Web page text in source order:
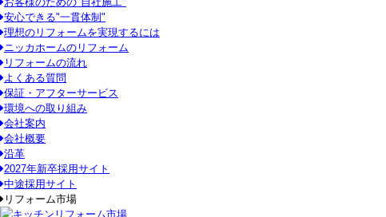
安心できる"一貫体制"
理想のリフォームを実現するには
ニッカホームのリフォーム
リフォームの流れ
よくある質問
保証・アフターサービス
環境への取り組み
会社案内
会社概要
沿革
2027年新卒採用サイト
中途採用サイト
リフォーム市場